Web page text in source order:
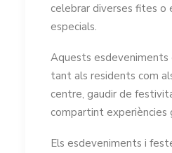
celebrar diverses fites o
especials.
Aquests esdeveniments
tant als residents com
centre, gaudir de
compartint experiències
Els esdeveniments i